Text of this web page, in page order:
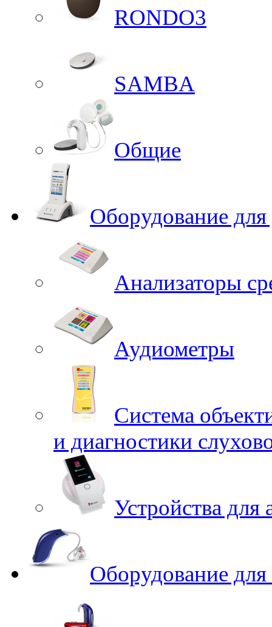
RONDO3
SAMBA
Общие
Оборудование
Анализаторы
Аудиометры
Система
и диагностики
Устройства для
Оборудование